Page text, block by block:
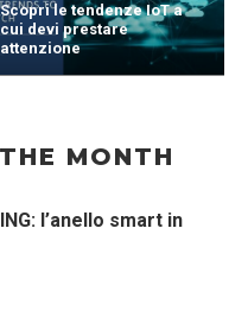
Scopri le tendenze IoT a
cui devi prestare
attenzione
MONTH
l’anello smart in